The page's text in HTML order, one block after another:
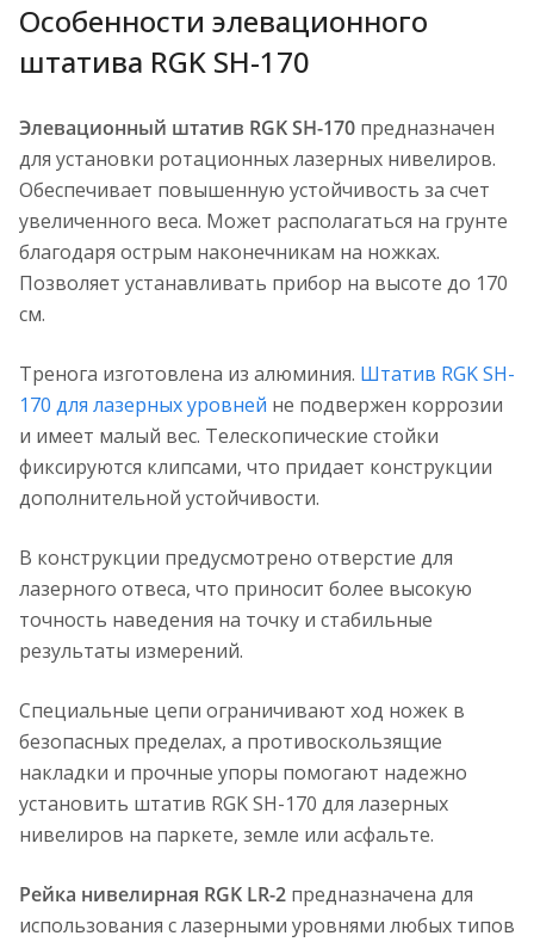
Особенности элевационного
штатива RGK SH-170
Элевационный штатив RGK SH-170 предназначен
для установки ротационных лазерных нивелиров.
Обеспечивает повышенную устойчивость за счет
увеличенного веса. Может располагаться на грунте
благодаря острым наконечникам на ножках.
Позволяет устанавливать прибор на высоте до 170
см.
Тренога изготовлена из алюминия. Штатив RGK SH-
170 для лазерных уровней не подвержен коррозии
и имеет малый вес. Телескопические стойки
фиксируются клипсами, что придает конструкции
дополнительной устойчивости.
В конструкции предусмотрено отверстие для
лазерного отвеса, что приносит более высокую
точность наведения на точку и стабильные
результаты измерений.
Специальные цепи ограничивают ход ножек в
безопасных пределах, а противоскользящие
накладки и прочные упоры помогают надежно
установить штатив RGK SH-170 для лазерных
нивелиров на паркете, земле или асфальте.
Рейка нивелирная RGK LR-2 предназначена для
использования с лазерными уровнями любых типов